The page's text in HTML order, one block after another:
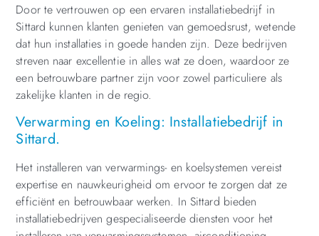
Door te vertrouwen op een ervaren installatiebedrijf in
Sittard kunnen klanten genieten van gemoedsrust, wetende
dat hun installaties in goede handen zijn. Deze bedrijven
streven naar excellentie in alles wat ze doen, waardoor ze
een betrouwbare partner zijn voor zowel particuliere als
zakelijke klanten in de regio.
Verwarming en Koeling: Installatiebedrijf in
Sittard.
Het installeren van verwarmings- en koelsystemen vereist
expertise en nauwkeurigheid om ervoor te zorgen dat ze
efficiënt en betrouwbaar werken. In Sittard bieden
installatiebedrijven gespecialiseerde diensten voor het